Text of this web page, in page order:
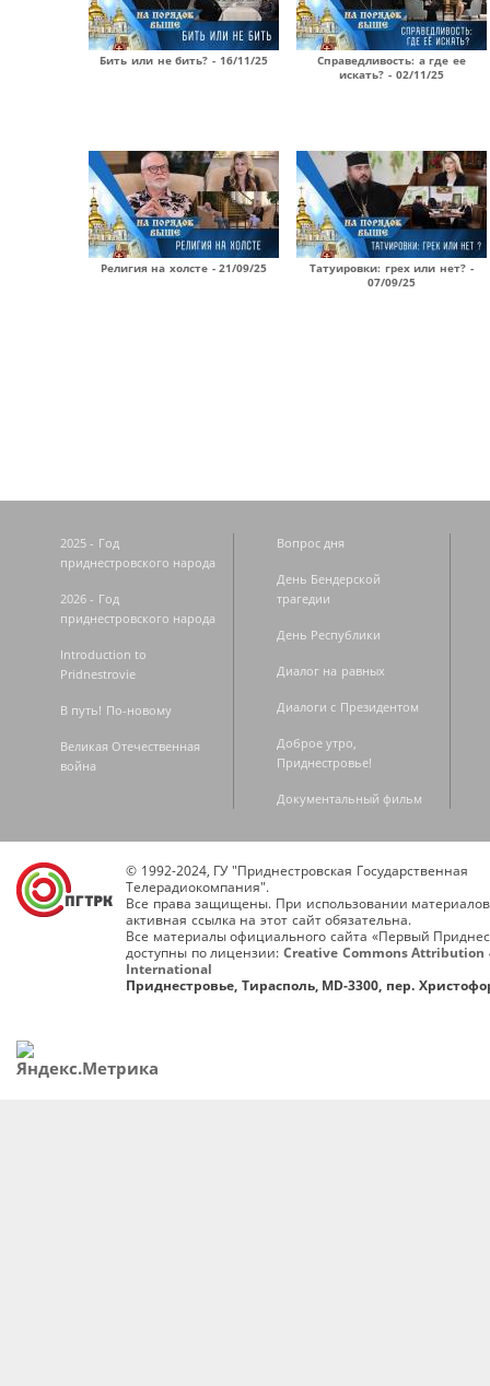
Бить или не бить? - 16/11/25
Справедливость: а где ее
искать? - 02/11/25
Религия на холсте - 21/09/25
Татуировки: грех или нет? -
07/09/25
2025 - Год
приднестровского народа
2026 - Год
приднестровского народа
Introduction to
Pridnestrovie
В путь! По-новому
Великая Отечественная
война
Вопрос дня
День Бендерской
трагедии
День Республики
Диалог на равных
Диалоги с Президентом
Доброе утро,
Приднестровье!
Документальный фильм
© 1992-2024, ГУ "Приднестровская Государственная
Телерадиокомпания".
Все права защищены. При использовании
активная ссылка на этот сайт обязательна.
Все материалы официального сайта «Первый
доступны по лицензии: Creative Commons Attribution
International
Приднестровье, Тирасполь, MD-3300, пер.